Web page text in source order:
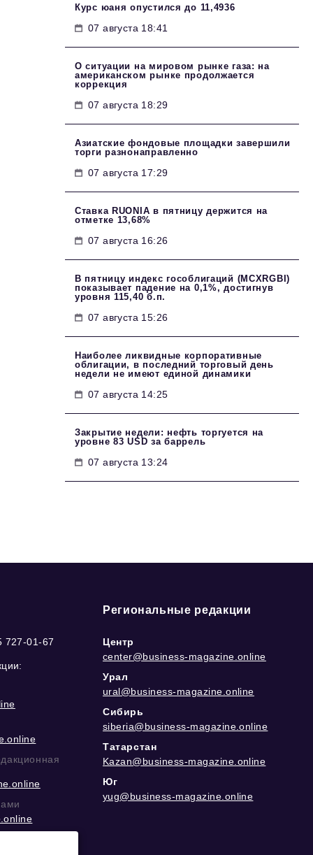
Курс юаня опустился до 11,4936
07 августа 18:41
О ситуации на мировом рынке газа: на
американском рынке продолжается
коррекция
07 августа 18:29
Азиатские фондовые площадки завершили
торги разнонаправленно
07 августа 17:29
Ставка RUONIA в пятницу держится на
отметке 13,68%
07 августа 16:26
В пятницу индекс гособлигаций (MCXRGBI)
показывает падение на 0,1%, достигнув
уровня 115,40 б.п.
07 августа 15:26
Наиболее ликвидные корпоративные
облигации, в последний торговый день
недели не имеют единой динамики
07 августа 14:25
Закрытие недели: нефть торгуется на
уровне 83 USD за баррель
07 августа 13:24
727-01-67
Региональные редакции
Центр
center@business-magazine.online
Урал
ural@business-magazine.online
Сибирь
siberia@business-magazine.online
Татарстан
Kazan@business-magazine.online
Юг
yug@business-magazine.online